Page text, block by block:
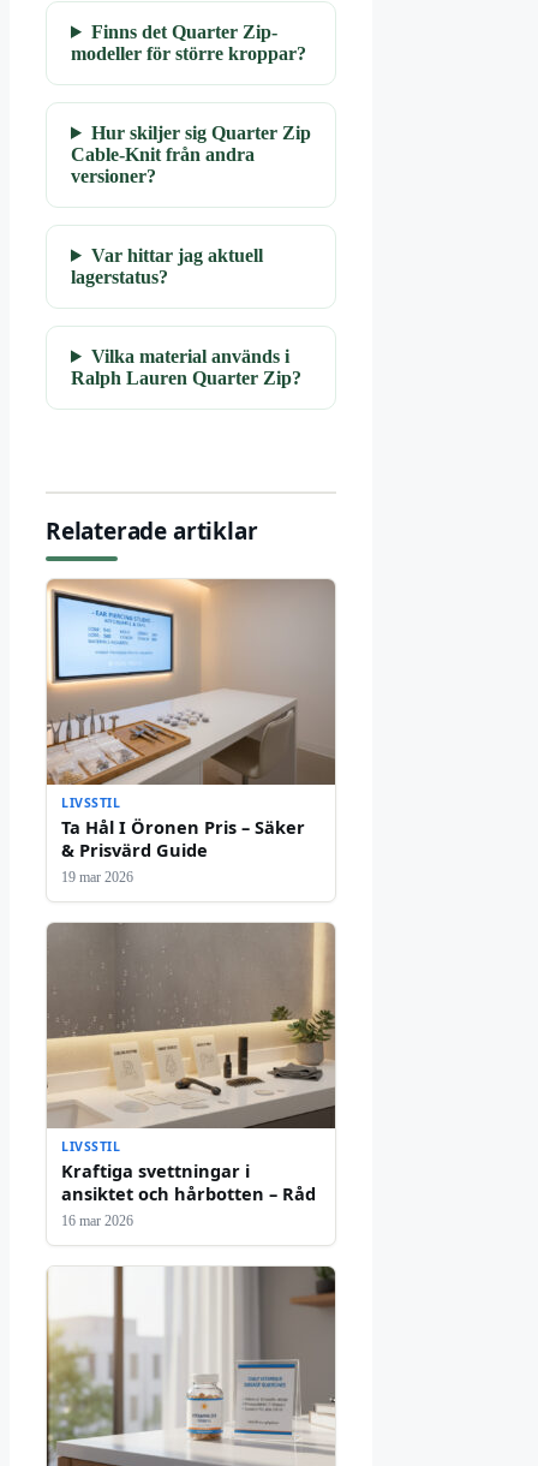
Finns det Quarter Zip-
modeller för större kroppar?
Hur skiljer sig Quarter Zip
Cable-Knit från andra
versioner?
Var hittar jag aktuell
lagerstatus?
Vilka material används i
Ralph Lauren Quarter Zip?
Relaterade artiklar
LIVSSTIL
Ta Hål I Öronen Pris – Säker
& Prisvärd Guide
19 mar 2026
LIVSSTIL
Kraftiga svettningar i
ansiktet och hårbotten – Råd
16 mar 2026